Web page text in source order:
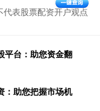
表股票配资开户观点
平台：助您资金翻
：助您把握市场机